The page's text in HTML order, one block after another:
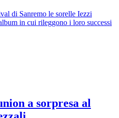
di Sanremo le sorelle Iezzi
in cui rileggono i loro successi
a sorpresa al